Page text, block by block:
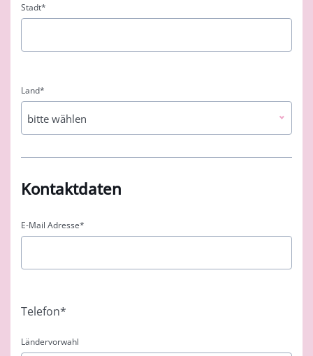
Stadt*
Land*
bitte wählen
Kontaktdaten
E-Mail Adresse*
Telefon*
Ländervorwahl